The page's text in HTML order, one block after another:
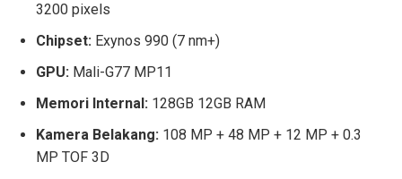
3200 pixels
Chipset: Exynos 990 (7 nm+)
GPU: Mali-G77 MP11
Memori Internal: 128GB 12GB RAM
Kamera Belakang: 108 MP + 48 MP + 12 MP + 0.3
MP TOF 3D